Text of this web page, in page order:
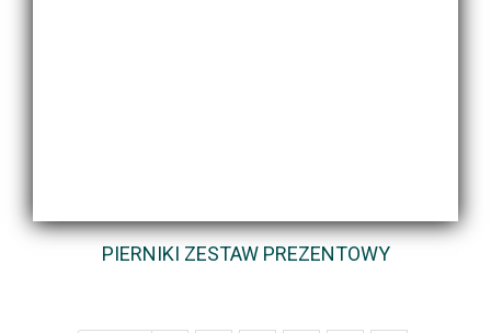
PIERNIKI ZESTAW PREZENTOWY